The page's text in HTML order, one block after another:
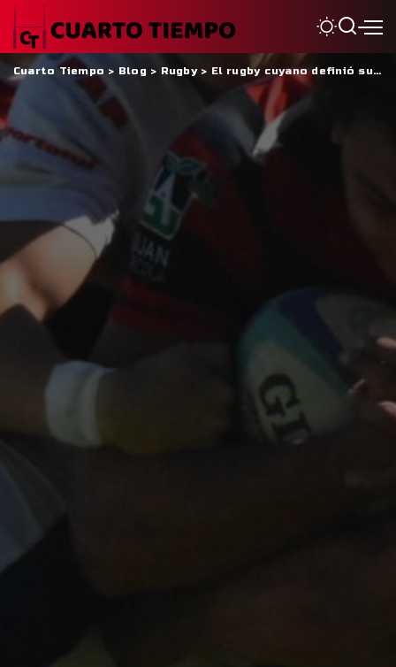
Cuarto Tiempo > Blog > Rugby> El rugby cuyano definió su calendario y formato de competencia para la temporada 2026